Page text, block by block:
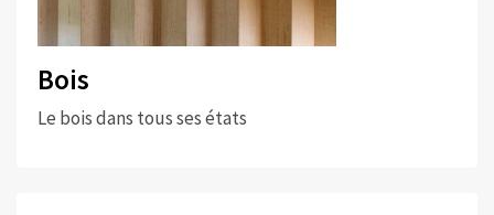
Bois
Le bois dans tous ses états